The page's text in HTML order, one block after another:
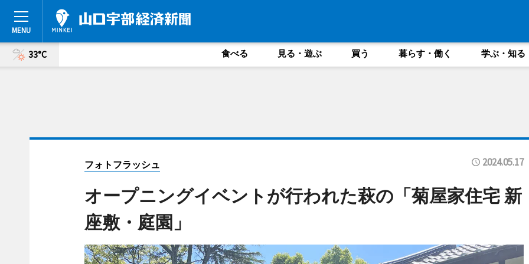
33°C 食べる 見る・遊ぶ 買う 暮らす・働く 学ぶ・知る
フォトフラッシュ 2024.05.17
オープニングイベントが行われた萩の「菊屋家住宅 新
座敷・庭園」